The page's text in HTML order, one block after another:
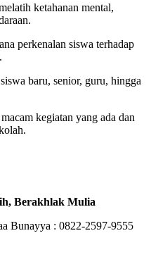
ketahanan mental,
perkenalan siswa terhadap
baru, senior, guru, hingga
kegiatan yang ada dan
Berakhlak Mulia
Bunayya : 0822-2597-9555